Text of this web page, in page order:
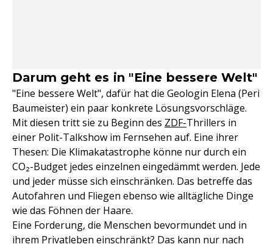
Darum geht es in "Eine bessere Welt"
"Eine bessere Welt", dafür hat die Geologin Elena (Peri
Baumeister) ein paar konkrete Lösungsvorschläge.
Mit diesen tritt sie zu Beginn des ZDF-Thrillers in
einer Polit-Talkshow im Fernsehen auf. Eine ihrer
Thesen: Die Klimakatastrophe könne nur durch ein
CO₂-Budget jedes einzelnen eingedämmt werden. Jede
und jeder müsse sich einschränken. Das betreffe das
Autofahren und Fliegen ebenso wie alltägliche Dinge
wie das Föhnen der Haare.
Eine Forderung, die Menschen bevormundet und in
ihrem Privatleben einschränkt? Das kann nur nach